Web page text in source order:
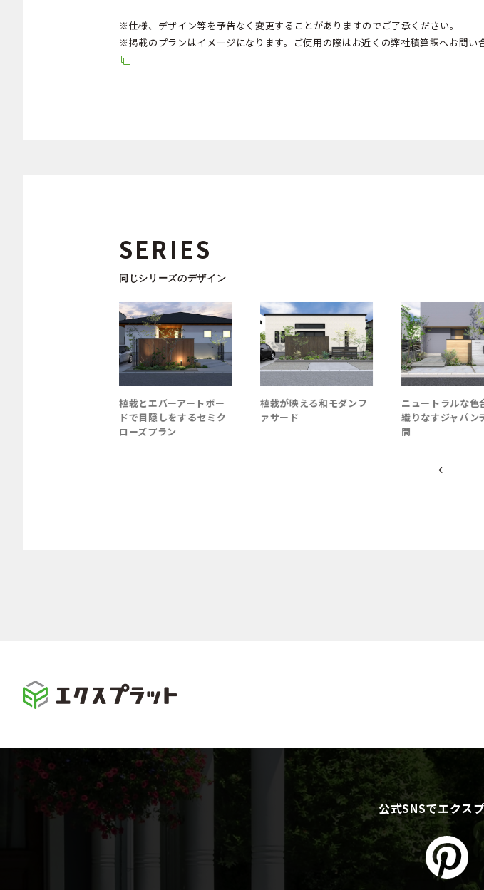
※仕様、デザイン等を予告なく変更することがありますのでご了承ください。
※掲載のプランはイメージになります。ご使用の際はお近くの弊社積算課へお問い
SERIES
同じシリーズのデザイン
植栽とエバーアートボー
ドで目隠しをするセミク
ローズプラン
植栽が映える和モダンフ
ァサード
ニュートラルな色
織りなすジャパン
間
公式SNSでエクス